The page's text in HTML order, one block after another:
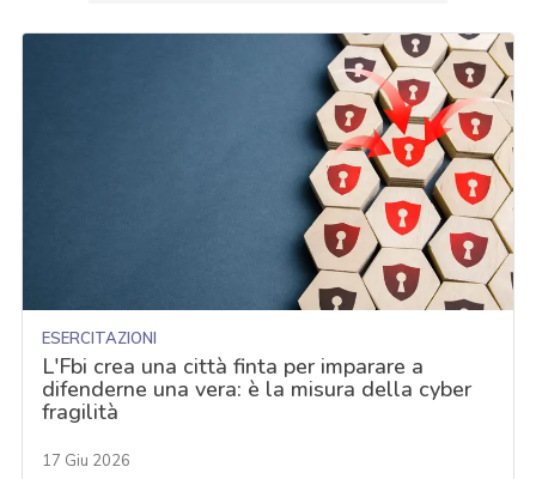
ESERCITAZIONI
L'Fbi crea una città finta per imparare a
difenderne una vera: è la misura della cyber
fragilità
17 Giu 2026